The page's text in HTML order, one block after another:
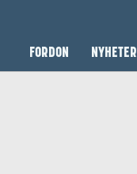
FORDON NYHETER